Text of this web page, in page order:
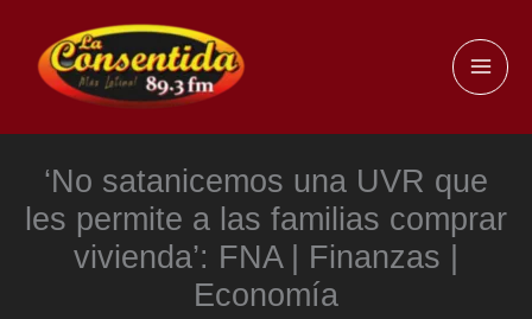
contenido
‘No satanicemos una UVR que
les permite a las familias comprar
vivienda’: FNA | Finanzas |
Economía